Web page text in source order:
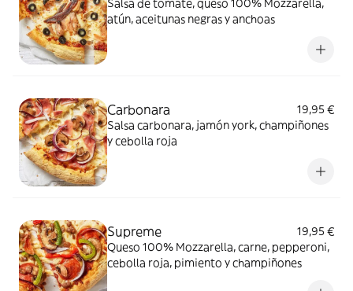
Salsa de tomate, queso 100% Mozzarella,
atún, aceitunas negras y anchoas
Carbonara
19,95 €
Salsa carbonara, jamón york, champiñones
y cebolla roja
Supreme
19,95 €
Queso 100% Mozzarella, carne, pepperoni,
cebolla roja, pimiento y champiñones